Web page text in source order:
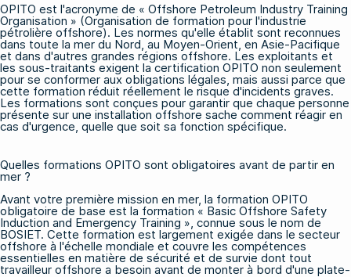
OPITO est l'acronyme de « Offshore Petroleum Industry Training
Organisation » (Organisation de formation pour l'industrie
pétrolière offshore). Les normes qu'elle établit sont reconnues
dans toute la mer du Nord, au Moyen-Orient, en Asie-Pacifique
et dans d'autres grandes régions offshore. Les exploitants et
les sous-traitants exigent la certification OPITO non seulement
pour se conformer aux obligations légales, mais aussi parce que
cette formation réduit réellement le risque d'incidents graves.
Les formations sont conçues pour garantir que chaque personne
présente sur une installation offshore sache comment réagir en
cas d'urgence, quelle que soit sa fonction spécifique.
Quelles formations OPITO sont obligatoires avant de partir en
mer ?
Avant votre première mission en mer, la formation OPITO
obligatoire de base est la formation « Basic Offshore Safety
Induction and Emergency Training », connue sous le nom de
BOSIET. Cette formation est largement exigée dans le secteur
offshore à l'échelle mondiale et couvre les compétences
essentielles en matière de sécurité et de survie dont tout
travailleur offshore a besoin avant de monter à bord d'une plate-